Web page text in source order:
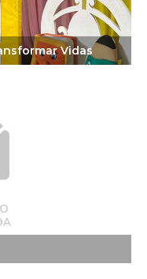
Vidas